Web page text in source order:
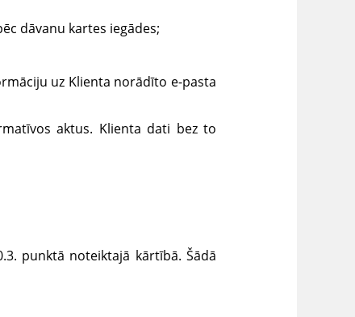
dāvanu kartes iegādes;
uz Klienta norādīto e-pasta
aktus. Klienta dati bez to
punktā noteiktajā kārtībā. Šādā